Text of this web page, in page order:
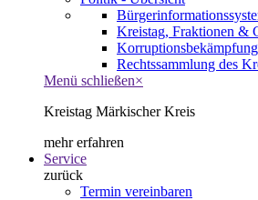
Kreistag, Fraktionen &
Korruptionsbekämpfung
Rechtssammlung des
Menü schließen×
Kreistag Märkischer Kreis
mehr erfahren
Service
zurück
Termin vereinbaren